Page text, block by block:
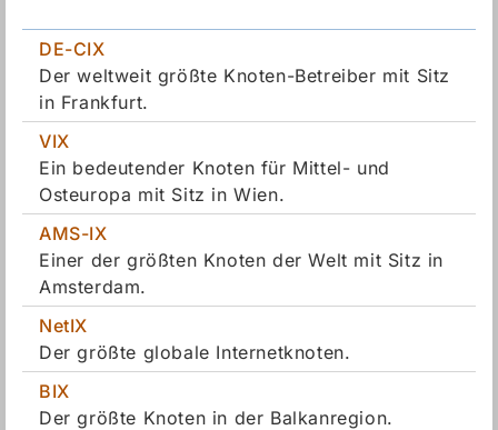
DE-CIX
Der weltweit größte Knoten-Betreiber mit Sitz
in Frankfurt.
VIX
Ein bedeutender Knoten für Mittel- und
Osteuropa mit Sitz in Wien.
AMS-IX
Einer der größten Knoten der Welt mit Sitz in
Amsterdam.
NetIX
Der größte globale Internetknoten.
BIX
Der größte Knoten in der Balkanregion.